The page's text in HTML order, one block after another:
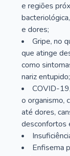
e regiões
e dores;
Gripe, no
que atinge
como
nariz entupido;
COVID-
o organismo,
até dores,
desconfortos
Enfisema